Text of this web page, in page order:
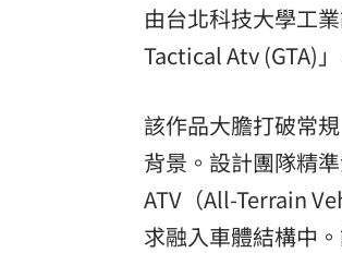
由台北科技大學工
Tactical Atv (GTA)」
該作品大膽打破常
背景。設計團隊精
ATV（All-Terrain
求融入車體結構中